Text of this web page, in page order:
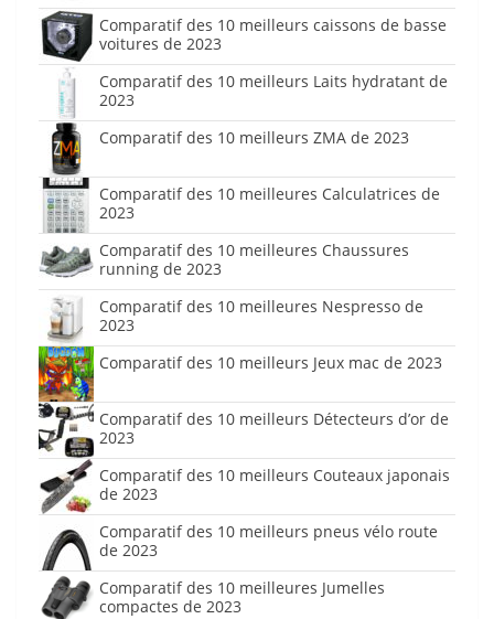
Comparatif des 10 meilleurs caissons de basse
voitures de 2023
Comparatif des 10 meilleurs Laits hydratant de
2023
Comparatif des 10 meilleurs ZMA de 2023
Comparatif des 10 meilleures Calculatrices de
2023
Comparatif des 10 meilleures Chaussures
running de 2023
Comparatif des 10 meilleures Nespresso de
2023
Comparatif des 10 meilleurs Jeux mac de 2023
Comparatif des 10 meilleurs Détecteurs d’or de
2023
Comparatif des 10 meilleurs Couteaux japonais
de 2023
Comparatif des 10 meilleurs pneus vélo route
de 2023
Comparatif des 10 meilleures Jumelles
compactes de 2023